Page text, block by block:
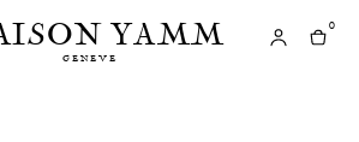
YAMM
GENEVE
0